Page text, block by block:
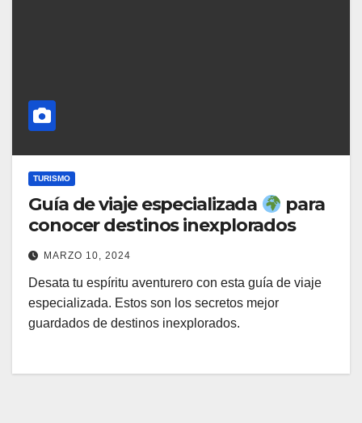
TURISMO
Guía de viaje especializada
para
conocer destinos inexplorados
MARZO 10, 2024
Desata tu espíritu aventurero con esta guía de viaje
especializada. Estos son los secretos mejor
guardados de destinos inexplorados.